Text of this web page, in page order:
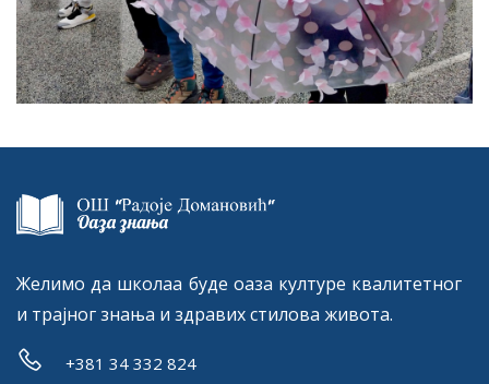
Желимо да школаа буде оаза културе квалитетног
и трајног знања и здравих стилова живота.
+381 34 332 824